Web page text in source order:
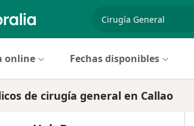
especialidad,
online Fechas disponibles
de cirugía general en Callao